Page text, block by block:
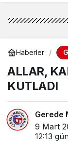
Haberler
ALLAR,
KUTLADI
Gerede
9 Mart
12:13